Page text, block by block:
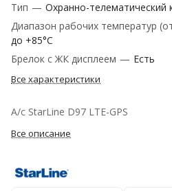
Тип — Охранно-телематический
Диапазон рабочих температур
до +85°С
Брелок с ЖК дисплеем — Есть
Все характеристики
А/с StarLine D97 LTE-GPS
Все описание